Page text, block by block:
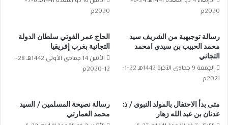
2020م
2020م
رسالة توجيهية من الشريف سيد
محمد الحبيب بن سيدي امحمد
التجاني
الجمعة 9 جمادى الآخرة 1442هـ 22-1-
2021م
الحاج عمر الفوتي سلطان الدولة
التجانية بغرب إفريقيا
الأثنين 14 جمادى الأولى 1442هـ 28-
12-2020م
متى بدأ الاحتفال بالمولد النبوي / ذ:
عدنان بن عبد الله زهار
رسالة نصيحة المسلمين / السيد
محمد العمارتي